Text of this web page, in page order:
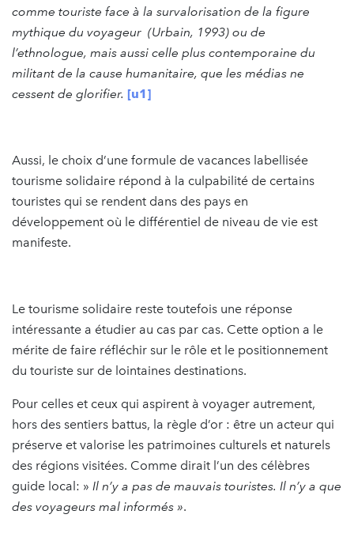
comme touriste face à la survalorisation de la figure
mythique du voyageur (Urbain, 1993) ou de
l’ethnologue, mais aussi celle plus contemporaine du
militant de la cause humanitaire, que les médias ne
cessent de glorifier. [u1]
Aussi, le choix d’une formule de vacances labellisée
tourisme solidaire répond à la culpabilité de certains
touristes qui se rendent dans des pays en
développement où le différentiel de niveau de vie est
manifeste.
Le tourisme solidaire reste toutefois une réponse
intéressante a étudier au cas par cas. Cette option a le
mérite de faire réfléchir sur le rôle et le positionnement
du touriste sur de lointaines destinations.
Pour celles et ceux qui aspirent à voyager autrement,
hors des sentiers battus, la règle d’or : être un acteur qui
préserve et valorise les patrimoines culturels et natu­rels
des régions visitées. Comme dirait l’un des célèbres
guide local: » Il n’y a pas de mauvais tou­ristes. Il n’y a que
des voyageurs mal informés ».